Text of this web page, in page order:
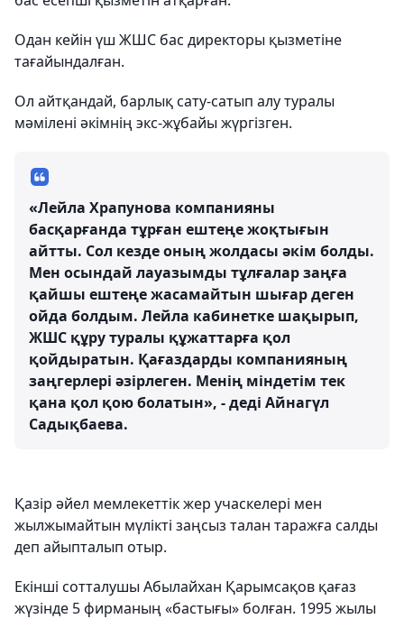
Одан кейін үш ЖШС бас директоры қызметіне
тағайындалған.
Ол айтқандай, барлық сату-сатып алу туралы
мәмілені әкімнің экс-жұбайы жүргізген.
«Лейла Храпунова компанияны
басқарғанда тұрған ештеңе жоқтығын
айтты. Сол кезде оның жолдасы әкім болды.
Мен осындай лауазымды тұлғалар заңға
қайшы ештеңе жасамайтын шығар деген
ойда болдым. Лейла кабинетке шақырып,
ЖШС құру туралы құжаттарға қол
қойдыратын. Қағаздарды компанияның
заңгерлері әзірлеген. Менің міндетім тек
қана қол қою болатын», - деді Айнагүл
Садықбаева.
Қазір әйел мемлекеттік жер учаскелері мен
жылжымайтын мүлікті заңсыз талан таражға салды
деп айыпталып отыр.
Екінші сотталушы Абылайхан Қарымсақов қағаз
жүзінде 5 фирманың «бастығы» болған. 1995 жылы